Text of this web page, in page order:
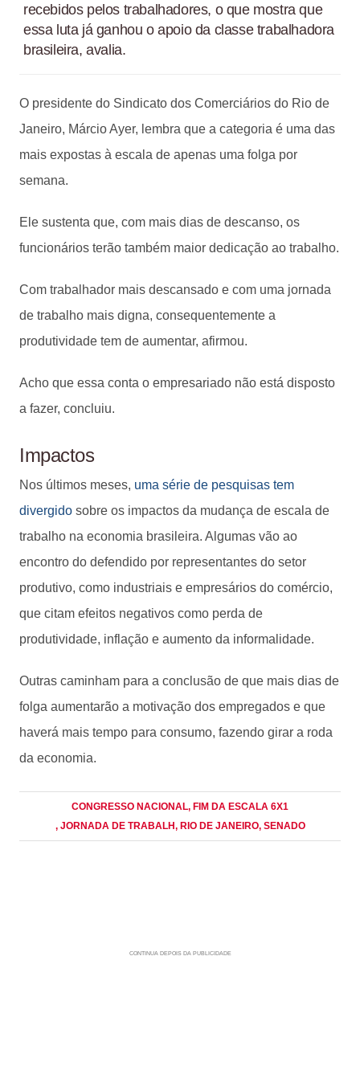
recebidos pelos trabalhadores, o que mostra que
essa luta já ganhou o apoio da classe trabalhadora
brasileira, avalia.
O presidente do Sindicato dos Comerciários do Rio de
Janeiro, Márcio Ayer, lembra que a categoria é uma das
mais expostas à escala de apenas uma folga por
semana.
Ele sustenta que, com mais dias de descanso, os
funcionários terão também maior dedicação ao trabalho.
Com trabalhador mais descansado e com uma jornada
de trabalho mais digna, consequentemente a
produtividade tem de aumentar, afirmou.
Acho que essa conta o empresariado não está disposto
a fazer, concluiu.
Impactos
Nos últimos meses, uma série de pesquisas tem
divergido sobre os impactos da mudança de escala de
trabalho na economia brasileira. Algumas vão ao
encontro do defendido por representantes do setor
produtivo, como industriais e empresários do comércio,
que citam efeitos negativos como perda de
produtividade, inflação e aumento da informalidade.
Outras caminham para a conclusão de que mais dias de
folga aumentarão a motivação dos empregados e que
haverá mais tempo para consumo, fazendo girar a roda
da economia.
CONGRESSO NACIONAL, FIM DA ESCALA 6X1
, JORNADA DE TRABALH, RIO DE JANEIRO, SENADO